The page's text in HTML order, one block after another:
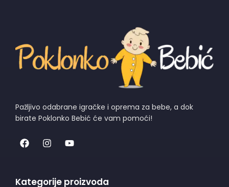
Pažljivo odabrane igračke i oprema za bebe, a dok
birate Poklonko Bebić će vam pomoći!
Kategorije proizvoda